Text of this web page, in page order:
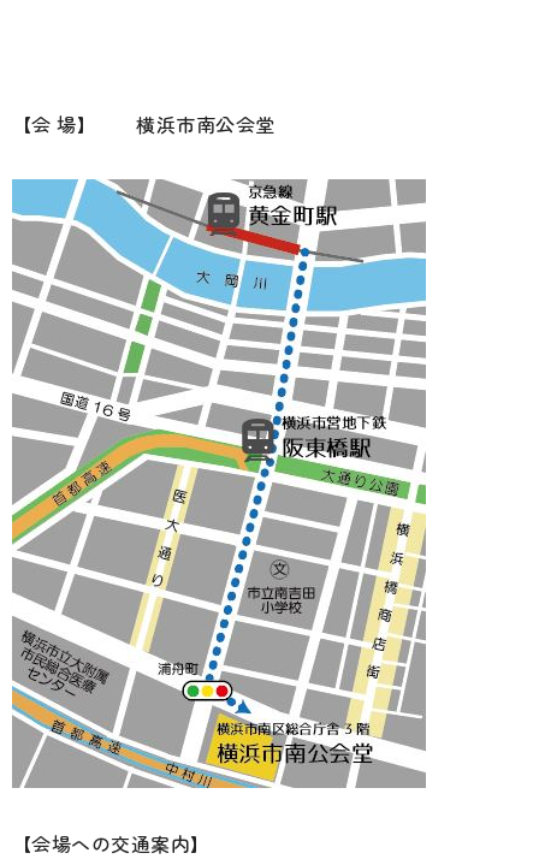
【会 場】横浜市南公会堂
【会場への交通案内】